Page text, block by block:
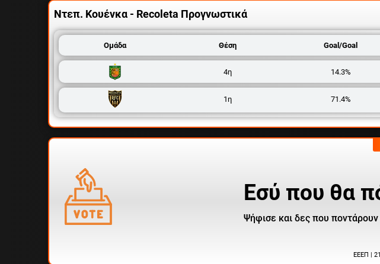
Ντεπ. Κουένκα - Recoleta Προγνωστικά
Ομάδα Θέση Goal/Goal
4η 14.3%
1η 71.4%
Εσύ που θα
Ψήφισε και δες που
ΕΕΕΠ |